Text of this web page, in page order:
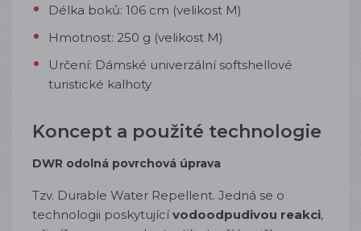
Délka boků: 106 cm (velikost M)
Hmotnost: 250 g (velikost M)
Určení: Dámské univerzální softshellové
turistické kalhoty
Koncept a použité technologie
DWR odolná povrchová úprava
Tzv. Durable Water Repellent. Jedná se o
technologii poskytujícívodoodpudivou reakci,